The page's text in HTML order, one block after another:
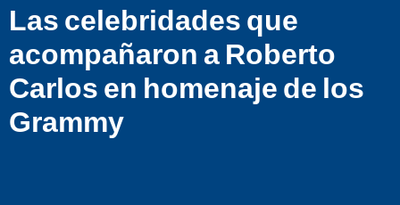
Las celebridades que
acompañaron a Roberto
Carlos en homenaje de los
Grammy